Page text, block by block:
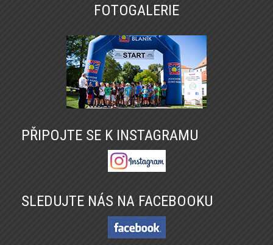
FOTOGALERIE
PŘIPOJTE SE K INSTAGRAMU
SLEDUJTE NÁS NA FACEBOOKU